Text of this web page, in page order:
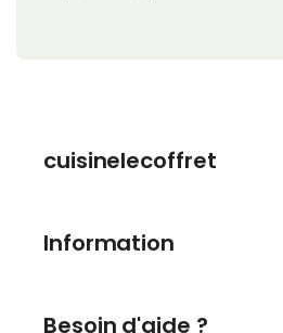
cuisinelecoffret
Information
Besoin d'aide ?